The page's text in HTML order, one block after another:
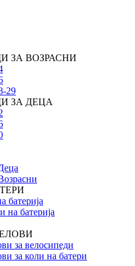
ЗА ВОЗРАСНИ
29
ЗА ДЕЦА
батерија
на батерија
за велосипеди
за коли на батери